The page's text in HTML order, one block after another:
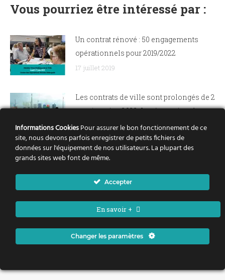
Vous pourriez être intéressé par :
Un contrat rénové : 50 engagements
opérationnels pour 2019/2022
17 juillet 2019
Les contrats de ville sont prolongés de 2
ans, jusqu’en 2022. La rénovation des
contrats de ville sera réalisée d’ici
juillet.
14 février 2019
bas
Informations CookiesPour assurer le bon fonctionnement de ce
site, nous devons parfois enregistrer de petits fichiers de
données sur l'équipement de nos utilisateurs. La plupart des
grands sites web font de même.
Accepter
En savoir +
Changer les paramètres